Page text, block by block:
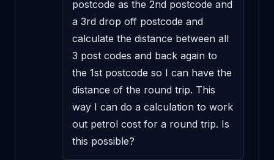
postcode as the 2nd postcode and
a 3rd drop off postcode and
calculate the distance between all
3 post codes and back again to
the 1st postcode so I can have the
distance of the round trip. This
way I can do a calculation to work
out petrol cost for a round trip. Is
this possible?